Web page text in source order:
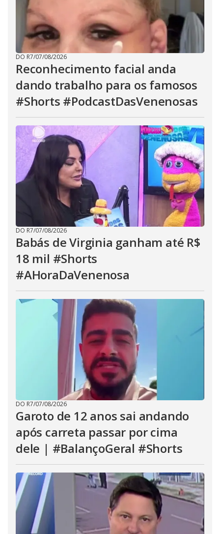
DO R7/07/08/2026
Reconhecimento facial anda
dando trabalho para os famosos
#Shorts #PodcastDasVenenosas
DO R7/07/08/2026
Babás de Virginia ganham até R$
18 mil #Shorts
#AHoraDaVenenosa
DO R7/07/08/2026
Garoto de 12 anos sai andando
após carreta passar por cima
dele | #BalançoGeral #Shorts